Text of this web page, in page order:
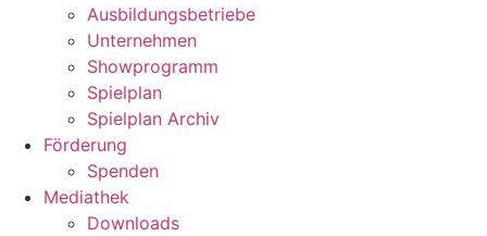
Ausbildungsbetriebe
Unternehmen
Showprogramm
Spielplan
Spielplan Archiv
Förderung
Spenden
Mediathek
Downloads